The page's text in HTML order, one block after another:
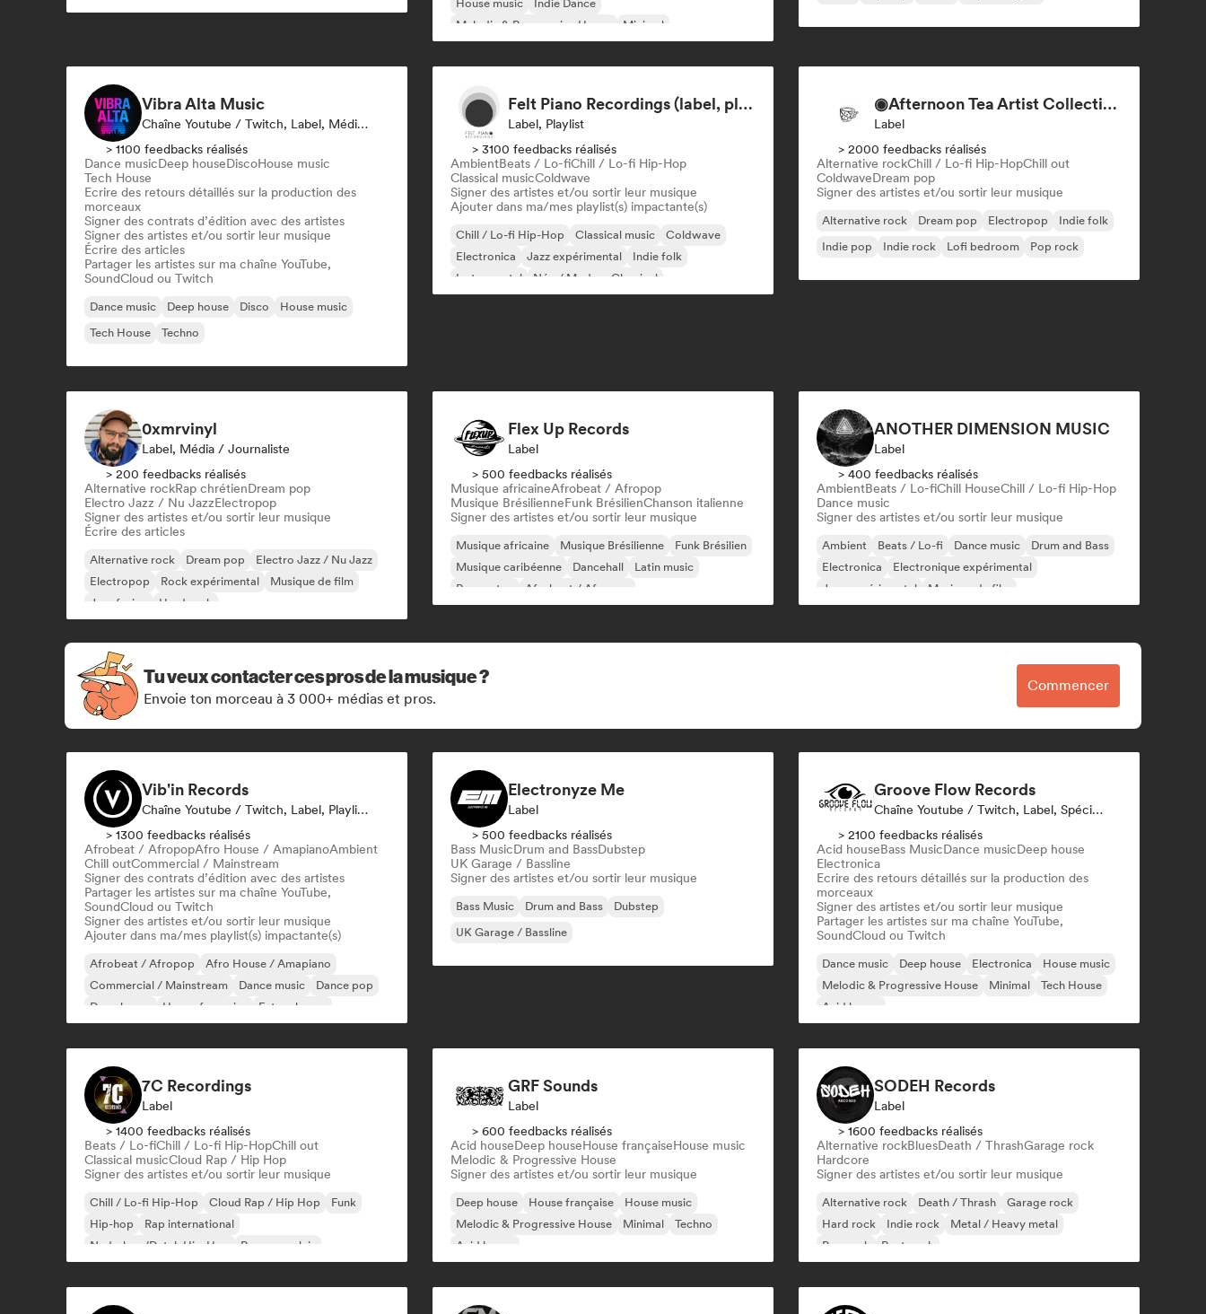
House music
Indie Dance
Melodic & Progressive House
Minimal
Vibra Alta Music
Chaîne Youtube / Twitch, Label, Média / Journaliste, Éditeur, Spécialiste Son
> 1100 feedbacks réalisés
Dance musicDeep houseDiscoHouse music
Tech House
Ecrire des retours détaillés sur la production des
morceaux
Signer des contrats d’édition avec des artistes
Signer des artistes et/ou sortir leur musique
Écrire des articles
Partager les artistes sur ma chaîne YouTube,
SoundCloud ou Twitch
Dance music Deep house Disco
House music
Tech House
Techno
Felt Piano Recordings (label, playlists)
Label, Playlist
> 3100 feedbacks réalisés
AmbientBeats / Lo-fiChill / Lo-fi Hip-Hop
Classical musicColdwave
Signer des artistes et/ou sortir leur musique
Ajouter dans ma/mes playlist(s) impactante(s)
Chill / Lo-fi Hip-Hop Classical music
Coldwave
Electronica
Jazz expérimental
Indie folk
Instrumental
Néo / Modern Classical
◉Afternoon Tea Artist Collective + Record Label◉
Label
> 2000 feedbacks réalisés
Alternative rockChill / Lo-fi Hip-HopChill out
ColdwaveDream pop
Signer des artistes et/ou sortir leur musique
Alternative rock Dream pop Electropop
Indie folk
Indie pop
Indie rock Lofi bedroom Pop rock
0xmrvinyl
Label, Média / Journaliste
> 200 feedbacks réalisés
Alternative rockRap chrétienDream pop
Electro Jazz / Nu JazzElectropop
Signer des artistes et/ou sortir leur musique
Écrire des articles
Alternative rock Dream pop
Electro Jazz / Nu Jazz
Electropop
Rock expérimental
Musique de film
Jazz fusion
Hard rock
Flex Up Records
Label
> 500 feedbacks réalisés
Musique africaineAfrobeat / Afropop
Musique BrésilienneFunk BrésilienChanson italienne
Signer des artistes et/ou sortir leur musique
Musique africaine Musique Brésilienne
Funk Brésilien
Musique caribéenne
Dancehall
Latin music
Reggaeton
Afrobeat / Afropop
ANOTHER DIMENSION MUSIC
Label
> 400 feedbacks réalisés
AmbientBeats / Lo-fiChill HouseChill / Lo-fi Hip-Hop
Dance music
Signer des artistes et/ou sortir leur musique
Ambient Beats / Lo-fi Dance music
Drum and Bass
Electronica
Electronique expérimental
Jazz expérimental
Musique de film
Tu veux contacter ces pros de la musique ?
Envoie ton morceau à 3 000+ médias et pros.
Commencer
Vib'in Records
Chaîne Youtube / Twitch, Label, Playlist, Éditeur
> 1300 feedbacks réalisés
Afrobeat / AfropopAfro House / AmapianoAmbient
Chill outCommercial / Mainstream
Signer des contrats d’édition avec des artistes
Partager les artistes sur ma chaîne YouTube,
SoundCloud ou Twitch
Signer des artistes et/ou sortir leur musique
Ajouter dans ma/mes playlist(s) impactante(s)
Afrobeat / Afropop
Afro House / Amapiano
Commercial / Mainstream
Dance music
Dance pop
Deep house
House française Future house
Electronyze Me
Label
> 500 feedbacks réalisés
Bass MusicDrum and BassDubstep
UK Garage / Bassline
Signer des artistes et/ou sortir leur musique
Bass Music Drum and Bass
Dubstep
UK Garage / Bassline
Groove Flow Records
Chaîne Youtube / Twitch, Label, Spécialiste Son
> 2100 feedbacks réalisés
Acid houseBass MusicDance musicDeep house
Electronica
Ecrire des retours détaillés sur la production des
morceaux
Signer des artistes et/ou sortir leur musique
Partager les artistes sur ma chaîne YouTube,
SoundCloud ou Twitch
Dance music Deep house Electronica
House music
Melodic & Progressive House
Minimal
Tech House
Acid house
7C Recordings
Label
> 1400 feedbacks réalisés
Beats / Lo-fiChill / Lo-fi Hip-HopChill out
Classical musicCloud Rap / Hip Hop
Signer des artistes et/ou sortir leur musique
Chill / Lo-fi Hip-Hop Cloud Rap / Hip Hop
Funk
Hip-hop
Rap international
Nederhop/Dutch Hip-Hop
Rap en anglais
GRF Sounds
Label
> 600 feedbacks réalisés
Acid houseDeep houseHouse françaiseHouse music
Melodic & Progressive House
Signer des artistes et/ou sortir leur musique
Deep house House française
House music
Melodic & Progressive House
Minimal
Techno
Acid house
SODEH Records
Label
> 1600 feedbacks réalisés
Alternative rockBluesDeath / ThrashGarage rock
Hardcore
Signer des artistes et/ou sortir leur musique
Alternative rock Death / Thrash
Garage rock
Hard rock
Indie rock
Metal / Heavy metal
Pop rock
Post punk